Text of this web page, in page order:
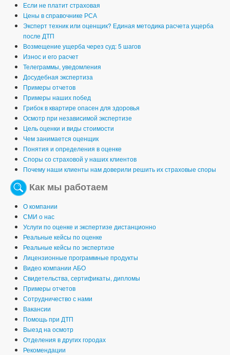
Если не платит страховая
Цены в справочнике РСА
Эксперт техник или оценщик? Единая методика расчета ущерба
после ДТП
Возмещение ущерба через суд: 5 шагов
Износ и его расчет
Телеграммы, уведомления
Досудебная экспертиза
Примеры отчетов
Примеры наших побед
Грибок в квартире опасен для здоровья
Осмотр при независимой экспертизе
Цель оценки и виды стоимости
Чем занимается оценщик
Понятия и определения в оценке
Споры со страховой у наших клиентов
Почему наши клиенты нам доверили решить их страховые споры
Как мы работаем
О компании
СМИ о нас
Услуги по оценке и экспертизе дистанционно
Реальные кейсы по оценке
Реальные кейсы по экспертизе
Лицензионные программные продукты
Видео компании АБО
Свидетельства, сертификаты, дипломы
Примеры отчетов
Сотрудничество с нами
Вакансии
Помощь при ДТП
Выезд на осмотр
Отделения в других городах
Рекомендации